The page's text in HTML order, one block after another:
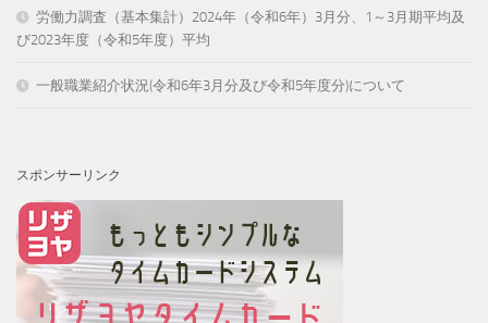
労働力調査（基本集計）2024年（令和6年）3月分、1～3月期平均及
び2023年度（令和5年度）平均
一般職業紹介状況(令和6年3月分及び令和5年度分)について
スポンサーリンク